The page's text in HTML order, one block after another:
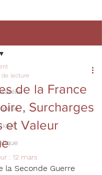
de la France
Surcharges
et Valeur
lecture
: 12 mars
la Seconde Guerre